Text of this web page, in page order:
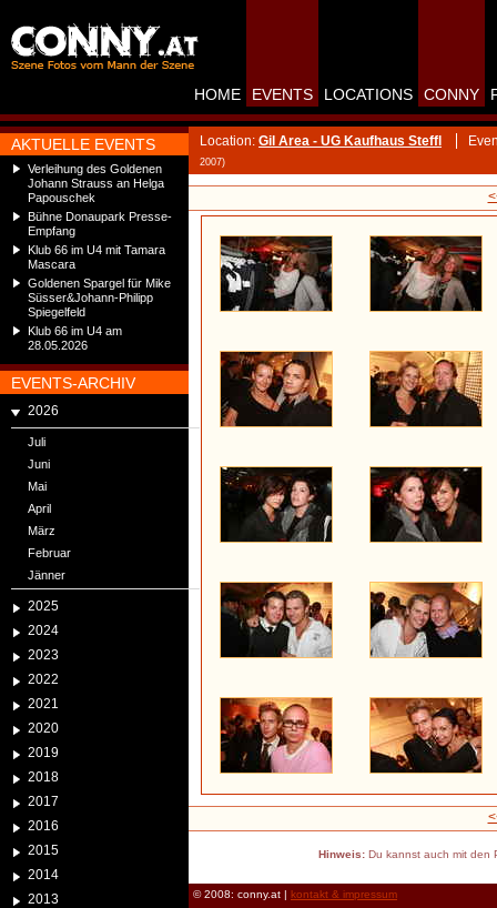
AKTUELLE EVENTS
Verleihung des Goldenen
Johann Strauss an Helga
Papouschek
Bühne Donaupark Presse-
Empfang
Klub 66 im U4 mit Tamara
Mascara
Goldenen Spargel für Mike
Süsser&Johann-Philipp
Spiegelfeld
Klub 66 im U4 am
28.05.2026
EVENTS-ARCHIV
2026
Juli
Juni
Mai
April
März
Februar
Jänner
2025
2024
2023
2022
2021
2020
2019
2018
2017
2016
2015
2014
2013
HOME EVENTS LOCATIONS CONNY
Location: Gil Area - UG Kaufhaus Steffl
2007)
Hinweis:Du kannst auch mit den
© 2008: conny.at | kontakt & impressum